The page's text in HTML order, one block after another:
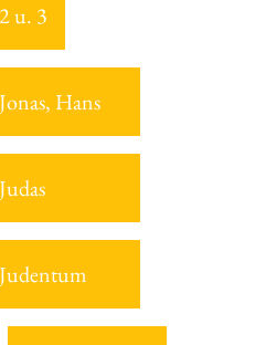
u. 3
Jonas, Hans
Judas
Judentum